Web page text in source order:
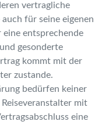
vertragliche
für seine eigenen
entsprechende
gesonderte
kommt mit der
zustande.
bedürfen keiner
mit
eine